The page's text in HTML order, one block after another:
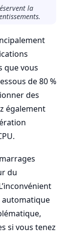
la
que vous
de 80 %
des
également
du
automatique
si vous tenez